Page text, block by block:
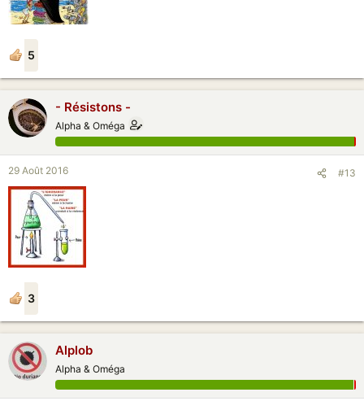
5
- Résistons -
Alpha & Oméga
29 Août 2016 #13
3
Alplob
Alpha & Oméga